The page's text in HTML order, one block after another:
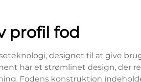
profil fod
designet til at give
har et strømlinet design, der
Fodens konstruktion